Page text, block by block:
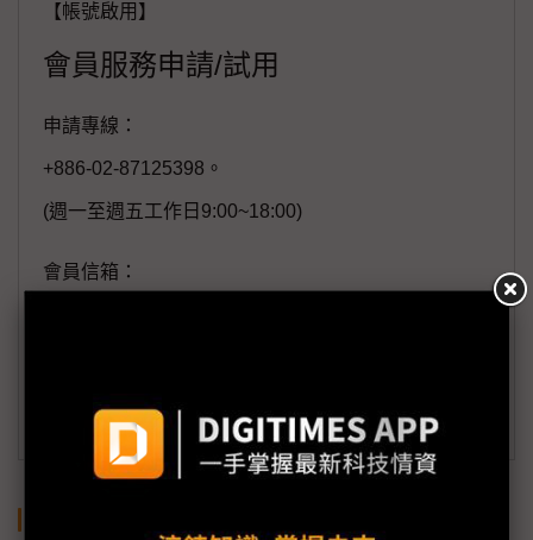
【帳號啟用】
會員服務申請/試用
申請專線：
+886-02-87125398。
(週一至週五工作日9:00~18:00)
會員信箱：
訂閱DIGITIMES 行動版